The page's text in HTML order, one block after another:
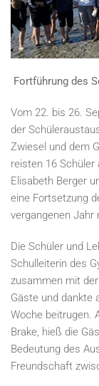
Fortführung des
Vom 22. bis 26.
der
Zwiesel und dem
reisten 16 Schüler
Elisabeth Berger
eine Fortsetzung
vergangenen Jahr
Die Schüler und
Schulleiterin des
zusammen mit
Gäste und dankte
Woche beitrugen.
Brake, hieß die
Bedeutung des
Freundschaft